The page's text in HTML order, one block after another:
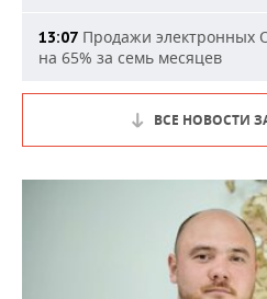
13:07 Продажи электронных
на 65% за семь месяцев
ВСЕ НОВОСТИ